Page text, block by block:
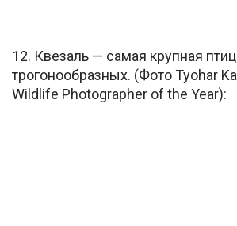
12. Квезаль — самая крупная
трогонообразных. (Фото Tyohar
Wildlife Photographer of the Year):